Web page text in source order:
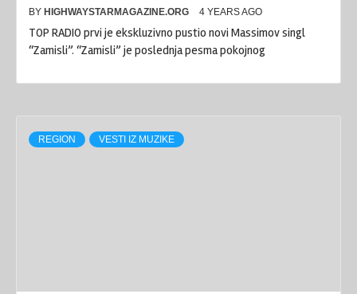
BY HIGHWAYSTARMAGAZINE.ORG 4 YEARS AGO
TOP RADIO prvi je ekskluzivno pustio novi Massimov singl
“Zamisli”. “Zamisli” je poslednja pesma pokojnog
REGION VESTI IZ MUZIKE